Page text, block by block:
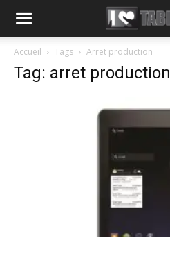
Accueil Tags Arret production
Tag: arret production